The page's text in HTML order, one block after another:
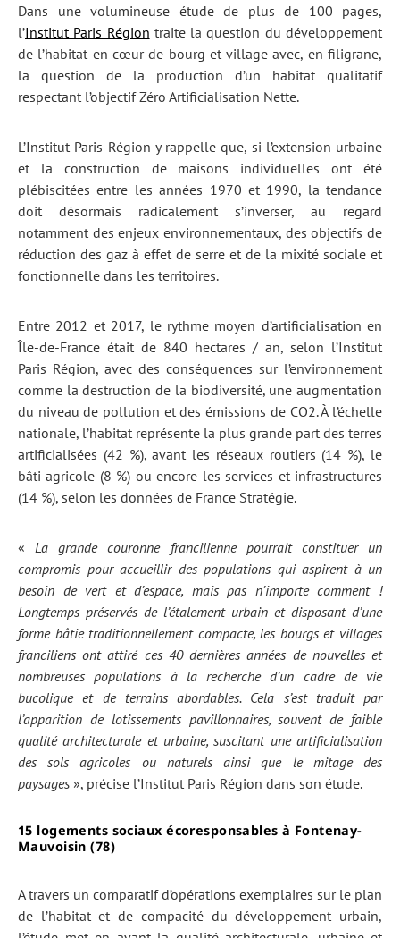
Dans une volumineuse étude de plus de 100 pages,
l’Institut Paris Région traite la question du développement
de l’habitat en cœur de bourg et village avec, en filigrane,
la question de la production d’un habitat qualitatif
respectant l’objectif Zéro Artificialisation Nette.
L’Institut Paris Région y rappelle que, si l’extension urbaine
et la construction de maisons individuelles ont été
plébiscitées entre les années 1970 et 1990, la tendance
doit désormais radicalement s’inverser, au regard
notamment des enjeux environnementaux, des objectifs de
réduction des gaz à effet de serre et de la mixité sociale et
fonctionnelle dans les territoires.
Entre 2012 et 2017, le rythme moyen d’artificialisation en
Île-de-France était de 840 hectares / an, selon l’Institut
Paris Région, avec des conséquences sur l’environnement
comme la destruction de la biodiversité, une augmentation
du niveau de pollution et des émissions de CO2. À l’échelle
nationale, l’habitat représente la plus grande part des terres
artificialisées (42 %), avant les réseaux routiers (14 %), le
bâti agricole (8 %) ou encore les services et infrastructures
(14 %), selon les données de France Stratégie.
« La grande couronne francilienne pourrait constituer un
compromis pour accueillir des populations qui aspirent à un
besoin de vert et d’espace, mais pas n’importe comment !
Longtemps préservés de l’étalement urbain et disposant d’une
forme bâtie traditionnellement compacte, les bourgs et villages
franciliens ont attiré ces 40 dernières années de nouvelles et
nombreuses populations à la recherche d’un cadre de vie
bucolique et de terrains abordables. Cela s’est traduit par
l’apparition de lotissements pavillonnaires, souvent de faible
qualité architecturale et urbaine, suscitant une artificialisation
des sols agricoles ou naturels ainsi que le mitage des
paysages », précise l’Institut Paris Région dans son étude.
15 logements sociaux écoresponsables à Fontenay-
Mauvoisin (78)
A travers un comparatif d’opérations exemplaires sur le plan
de l’habitat et de compacité du développement urbain,